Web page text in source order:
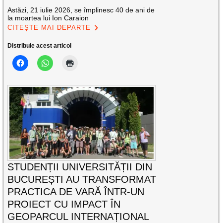
Astăzi, 21 iulie 2026, se împlinesc 40 de ani de
la moartea lui Ion Caraion
CITEȘTE MAI DEPARTE
Distribuie acest articol
STUDENȚII UNIVERSITĂȚII DIN
BUCUREȘTI AU TRANSFORMAT
PRACTICA DE VARĂ ÎNTR-UN
PROIECT CU IMPACT ÎN
GEOPARCUL INTERNAȚIONAL